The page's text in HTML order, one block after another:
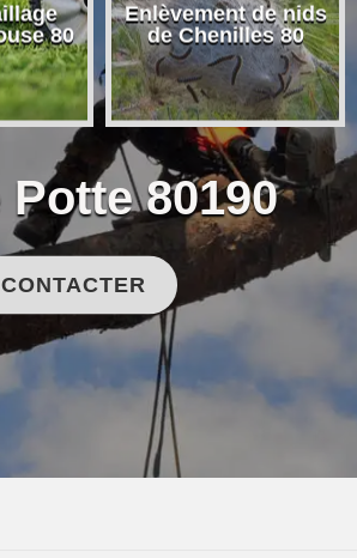
80
Enlèvement de nids
de Chenilles 80
80190